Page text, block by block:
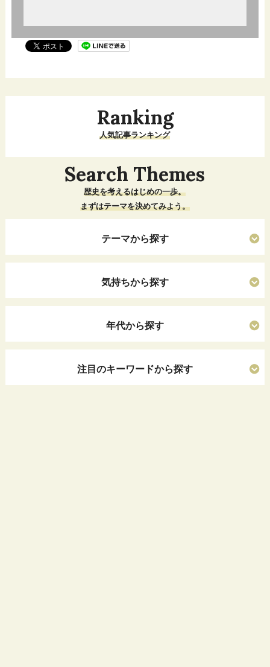
Ranking
人気記事ランキング
Search Themes
歴史を考えるはじめの一歩。
まずはテーマを決めてみよう。
テーマから探す
気持ちから探す
年代から探す
注目のキーワードから探す